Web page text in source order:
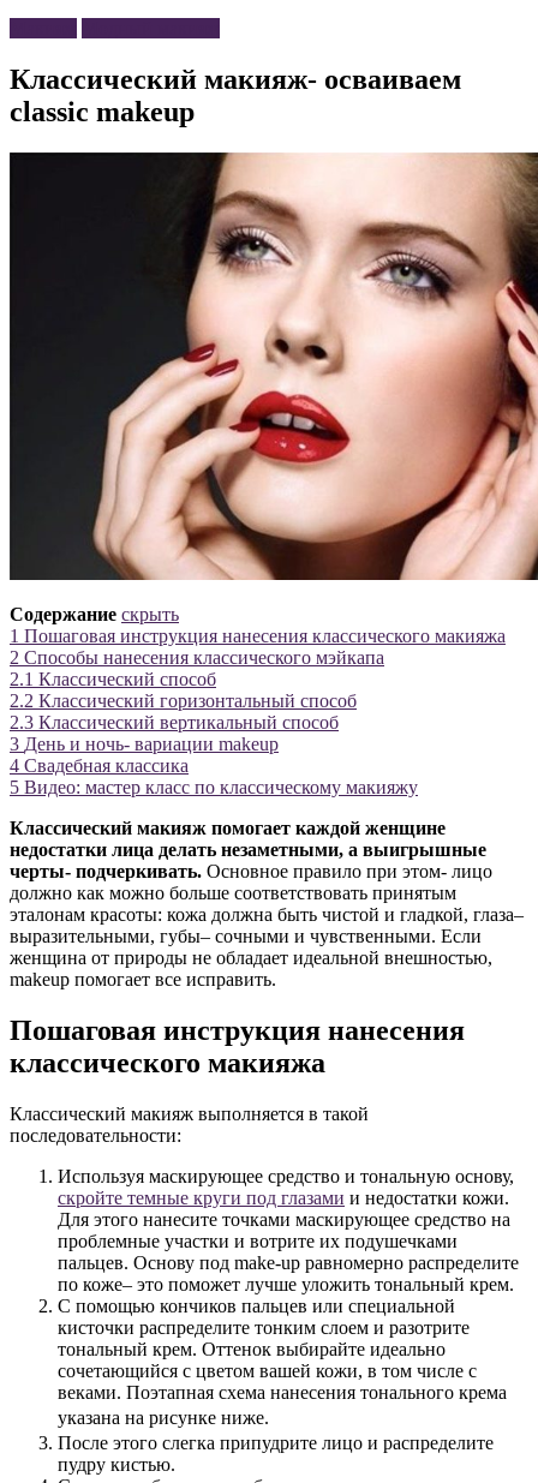
Классический макияж- осваиваем
classic makeup
Содержание скрыть
1 Пошаговая инструкция нанесения классического макияжа
2 Способы нанесения классического мэйкапа
2.1 Классический способ
2.2 Классический горизонтальный способ
2.3 Классический вертикальный способ
3 День и ночь- вариации makeup
4 Свадебная классика
5 Видео: мастер класс по классическому макияжу
Классический макияж помогает каждой женщине
недостатки лица делать незаметными, а выигрышные
черты- подчеркивать. Основное правило при этом- лицо
должно как можно больше соответствовать принятым
эталонам красоты: кожа должна быть чистой и гладкой, глаза–
выразительными, губы– сочными и чувственными. Если
женщина от природы не обладает идеальной внешностью,
makeup помогает все исправить.
Пошаговая инструкция нанесения
классического макияжа
Классический макияж выполняется в такой
последовательности:
Используя маскирующее средство и тональную основу,
скройте темные круги под глазами и недостатки кожи.
Для этого нанесите точками маскирующее средство на
проблемные участки и вотрите их подушечками
пальцев. Основу под make-up равномерно распределите
по коже– это поможет лучше уложить тональный крем.
С помощью кончиков пальцев или специальной
кисточки распределите тонким слоем и разотрите
тональный крем. Оттенок выбирайте идеально
сочетающийся с цветом вашей кожи, в том числе с
веками. Поэтапная схема нанесения тонального крема
указана на рисунке ниже.
После этого слегка припудрите лицо и распределите
пудру кистью.